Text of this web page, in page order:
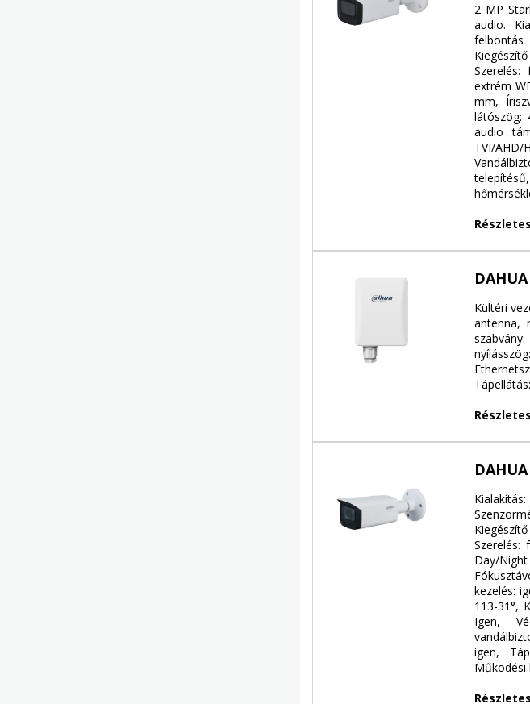
2 MP
audio.
felbontás
Szerelés:
extrém
mm,
látószög:
audio
TVI/
Kültéri
antenna,
Szerelés:
Day/
kezelés:
113-31°,
Igen,
igen,
Működési